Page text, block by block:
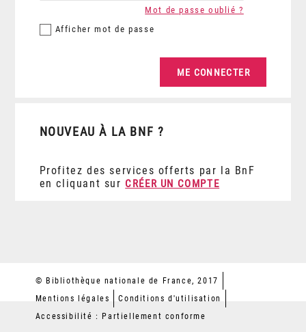
Afficher mot de passe
Mot de passe oublié ?
NOUVEAU À LA BNF ?
Profitez des services offerts par la BnF
en cliquant sur CRÉER UN COMPTE
© Bibliothèque nationale de France, 2017
Mentions légales
Conditions d'utilisation
Accessibilité : Partiellement conforme